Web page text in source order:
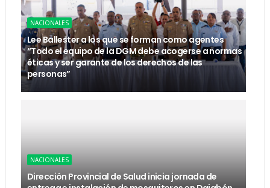
NACIONALES
Lee Ballester a los que se forman como agentes
“Todo el equipo de la DGM debe acogerse a normas
éticas y ser garante de los derechos de las
personas”
NACIONALES
Dirección Provincial de Salud inicia jornada de